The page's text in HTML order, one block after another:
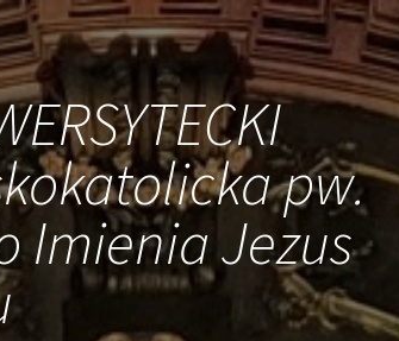
pw.
Imienia Jezus